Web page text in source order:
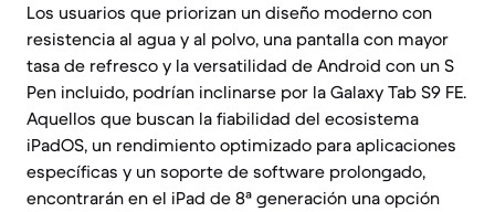
Los usuarios que priorizan un diseño moderno con
resistencia al agua y al polvo, una pantalla con mayor
tasa de refresco y la versatilidad de Android con un S
Pen incluido, podrían inclinarse por la Galaxy Tab S9 FE.
Aquellos que buscan la fiabilidad del ecosistema
iPadOS, un rendimiento optimizado para aplicaciones
específicas y un soporte de software prolongado,
encontrarán en el iPad de 8ª generación una opción